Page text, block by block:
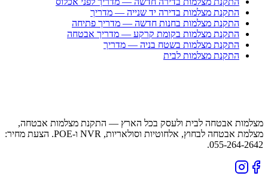
התקנת מצלמות בדירה יד שנייה — מדריך
התקנת מצלמות בחנות חדשה — מדריך פתיחה
התקנת מצלמות בקומת קרקע — מדריך אבטחה
התקנת מצלמות בשטח בניה — מדריך
התקנת מצלמות לבית
מצלמות אבטחה לבית ולעסק בכל הארץ — התקנת מצלמות אבטחה,
מצלמת אבטחה לבחוץ, אלחוטיות וסולאריות, NVR ו-POE. הצעת מחיר:
055-264-2642.